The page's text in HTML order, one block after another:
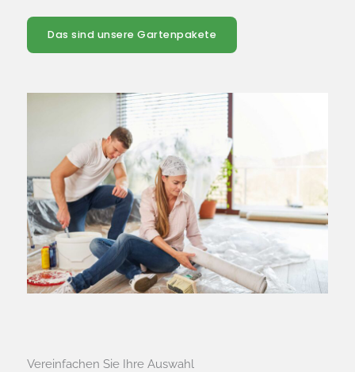
Das sind unsere Gartenpakete
Vereinfachen Sie Ihre Auswahl